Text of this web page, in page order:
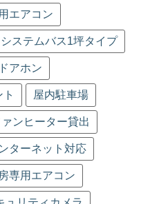
エアコン
システムバス1坪タイプ
アホン
屋内駐車場
ンヒーター貸出
ターネット対応
専用エアコン